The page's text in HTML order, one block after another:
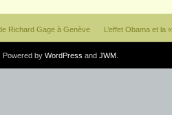
Richard Gage à Genève L’effet Obama et la
Powered by WordPress and JWM